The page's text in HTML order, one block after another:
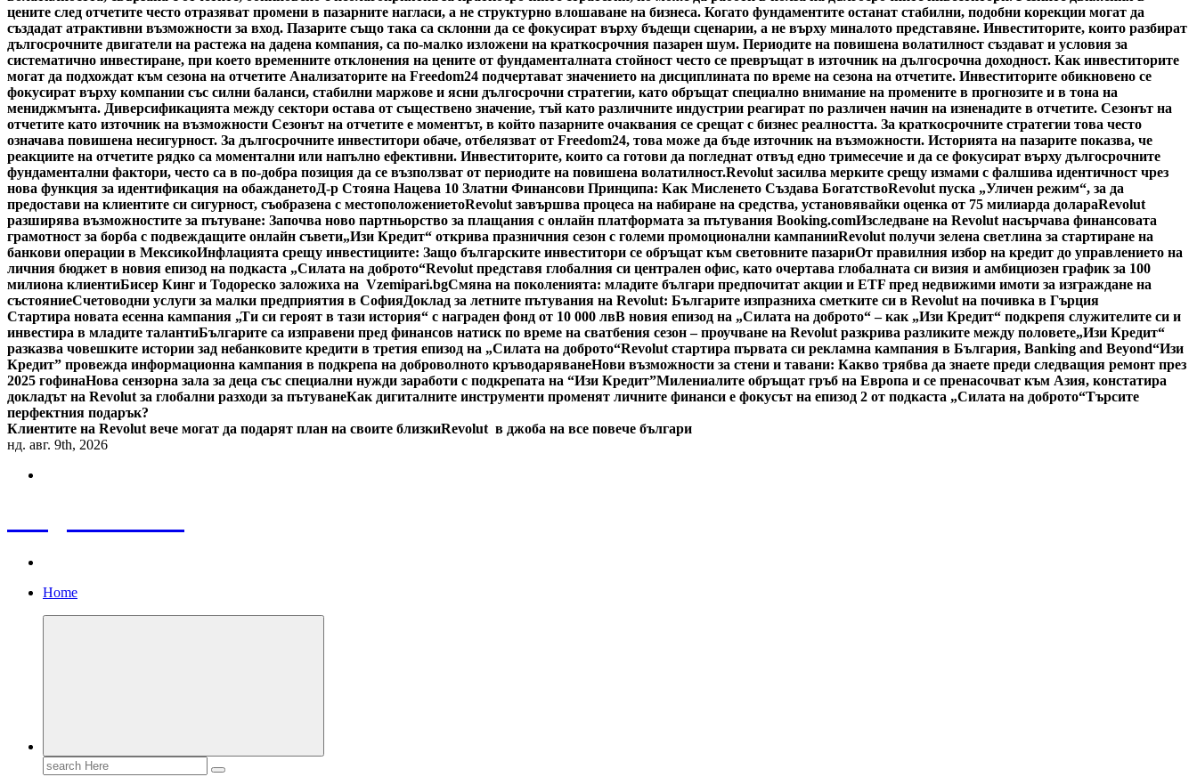
цените след отчетите често отразяват промени в пазарните нагласи, а не структурно влошаване на бизнеса. Когато фундаментите останат стабилни, подобни корекции могат да
създадат атрактивни възможности за вход. Пазарите също така са склонни да се фокусират върху бъдещи сценарии, а не върху миналото представяне. Инвеститорите, които разбират
дългосрочните двигатели на растежа на дадена компания, са по-малко изложени на краткосрочния пазарен шум. Периодите на повишена волатилност създават и условия за
систематично инвестиране, при което временните отклонения на цените от фундаменталната стойност често се превръщат в източник на дългосрочна доходност. Как инвеститорите
могат да подхождат към сезона на отчетите Анализаторите на Freedom24 подчертават значението на дисциплината по време на сезона на отчетите. Инвеститорите обикновено се
фокусират върху компании със силни баланси, стабилни маржове и ясни дългосрочни стратегии, като обръщат специално внимание на промените в прогнозите и в тона на
мениджмънта. Диверсификацията между сектори остава от съществено значение, тъй като различните индустрии реагират по различен начин на изненадите в отчетите. Сезонът на
отчетите като източник на възможности Сезонът на отчетите е моментът, в който пазарните очаквания се срещат с бизнес реалността. За краткосрочните стратегии това често
означава повишена несигурност. За дългосрочните инвеститори обаче, отбелязват от Freedom24, това може да бъде източник на възможности. Историята на пазарите показва, че
реакциите на отчетите рядко са моментални или напълно ефективни. Инвеститорите, които са готови да погледнат отвъд едно тримесечие и да се фокусират върху дългосрочните
фундаментални фактори, често са в по-добра позиция да се възползват от периодите на повишена волатилност.Revolut засилва мерките срещу измами с фалшива идентичност чрез
нова функция за идентификация на обажданетоД-р Стояна Нацева 10 Златни Финансови Принципа: Как Мисленето Създава БогатствоRevolut пуска „Уличен режим“, за да
предостави на клиентите си сигурност, съобразена с местоположениетоRevolut завършва процеса на набиране на средства, установявайки оценка от 75 милиарда долараRevolut
разширява възможностите за пътуване: Започва ново партньорство за плащания с онлайн платформата за пътувания Booking.comИзследване на Revolut насърчава финансовата
грамотност за борба с подвеждащите онлайн съвети„Изи Кредит“ открива празничния сезон с големи промоционални кампанииRevolut получи зелена светлина за стартиране на
банкови операции в МексикоИнфлацията срещу инвестициите: Защо българските инвеститори се обръщат към световните пазариОт правилния избор на кредит до управлението на
личния бюджет в новия епизод на подкаста „Силата на доброто“Revolut представя глобалния си централен офис, като очертава глобалната си визия и амбициозен график за 100
милиона клиентиБисер Кинг и Тодореско заложиха на Vzemipari.bgСмяна на поколенията: младите българи предпочитат акции и ETF пред недвижими имоти за изграждане на
състояниеСчетоводни услуги за малки предприятия в СофияДоклад за летните пътувания на Revolut: Българите изпразниха сметките си в Revolut на почивка в Гърция
Стартира новата есенна кампания „Ти си героят в тази история“ с награден фонд от 10 000 лвВ новия епизод на „Силата на доброто“ – как „Изи Кредит“ подкрепя служителите си и
инвестира в младите талантиБългарите са изправени пред финансов натиск по време на сватбения сезон – проучване на Revolut разкрива разликите между половете„Изи Кредит“
разказва човешките истории зад небанковите кредити в третия епизод на „Силата на доброто“Revolut стартира първата си рекламна кампания в България, Banking and Beyond“Изи
Кредит” провежда информационна кампания в подкрепа на доброволното кръводаряванеНови възможности за стени и тавани: Какво трябва да знаете преди следващия ремонт през
2025 гофинаНова сензорна зала за деца със специални нужди заработи с подкрепата на “Изи Кредит”Милениалите обръщат гръб на Европа и се пренасочват към Азия, констатира
докладът на Revolut за глобални разходи за пътуванеКак дигиталните инструменти променят личните финанси е фокусът на епизод 2 от подкаста „Силата на доброто“Търсите
перфектния подарък?
Клиентите на Revolut вече могат да подарят план на своите близкиRevolut в джоба на все повече българи
нд. авг. 9th, 2026
Home
Search